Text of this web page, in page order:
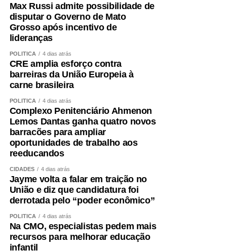
Max Russi admite possibilidade de
disputar o Governo de Mato
Grosso após incentivo de
lideranças
POLÍTICA 4 dias atrás
CRE amplia esforço contra
barreiras da União Europeia à
carne brasileira
POLÍTICA 4 dias atrás
Complexo Penitenciário Ahmenon
Lemos Dantas ganha quatro novos
barracões para ampliar
oportunidades de trabalho aos
reeducandos
CIDADES 4 dias atrás
Jayme volta a falar em traição no
União e diz que candidatura foi
derrotada pelo “poder econômico”
POLÍTICA 4 dias atrás
Na CMO, especialistas pedem mais
recursos para melhorar educação
infantil